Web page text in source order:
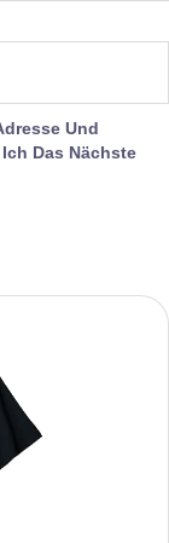
Und
Das Nächste